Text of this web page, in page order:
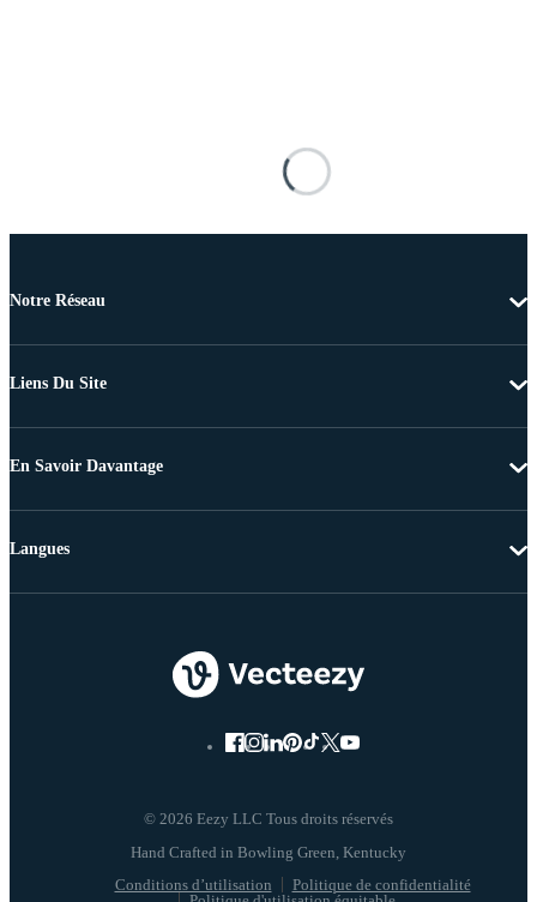
Notre Réseau
Liens Du Site
En Savoir Davantage
© 2026 Eezy LLC Tous droits réservés
Conditions d’utilisation
Politique de confidentialité
Langues